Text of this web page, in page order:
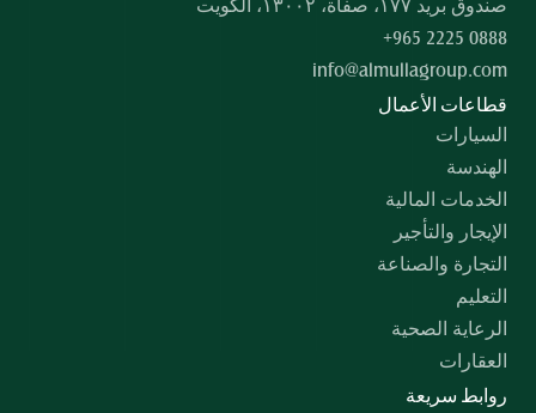
صندوق بريد ۱۷۷، صفاة، ۱۳۰۰۲، الكويت
+965 2225 0888
info@almullagroup.com
قطاعات الأعمال
السيارات
الهندسة
الخدمات المالية
الإيجار والتأجير
التجارة والصناعة
التعليم
الرعاية الصحية
العقارات
روابط سريعة